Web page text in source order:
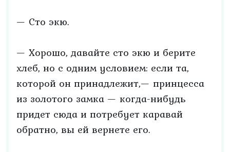
— Сто экю.
— Хорошо, давайте сто экю и берите
хлеб, но с одним условием: если та,
которой он принадлежит,— принцесса
из золотого замка — когда-нибудь
придет сюда и потребует каравай
обратно, вы ей вернете его.